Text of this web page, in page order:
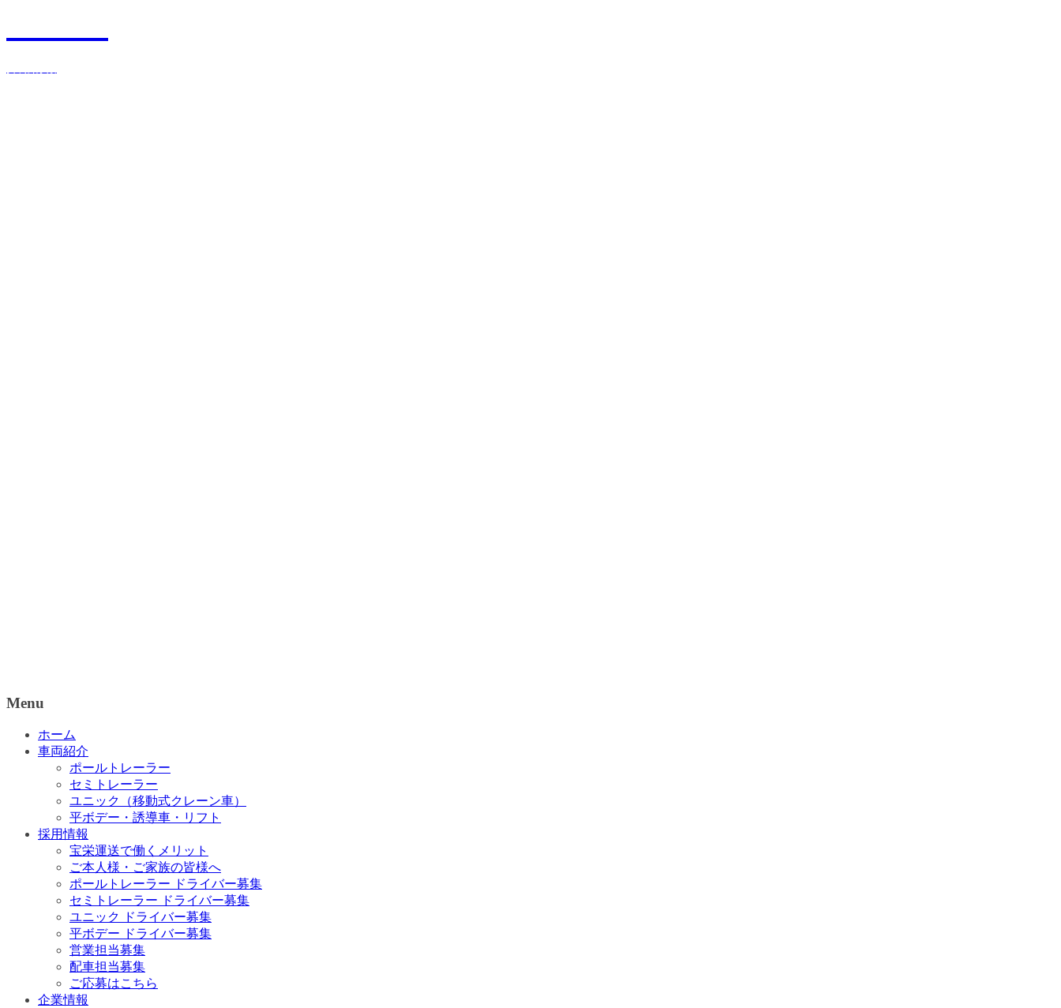
Menu
ホーム
車両紹介
ポールトレーラー
セミトレーラー
ユニック（移動式クレーン車）
平ボデー・誘導車・リフト
採用情報
宝栄運送で働くメリット
ご本人様・ご家族の皆様へ
ポールトレーラー ドライバー募集
セミトレーラー ドライバー募集
ユニック ドライバー募集
平ボデー ドライバー募集
営業担当募集
配車担当募集
ご応募はこちら
企業情報